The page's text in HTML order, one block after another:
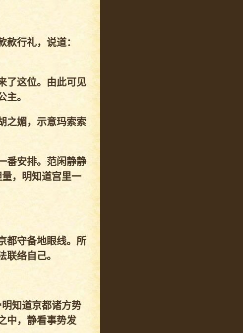
行礼，说道：
了这位。由此可见
。
之媚，示意玛索索
番安排。范闲静静
，明知道宫里一
都守备地眼线。所
络自己。
知道京都诸方势
中，静看事势发